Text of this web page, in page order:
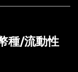
種/流動性